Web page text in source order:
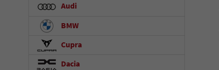
Audi
BMW
Cupra
Dacia